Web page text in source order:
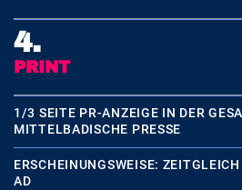
4.
PRINT
1/3 SEITE PR-ANZEIGE IN DER
MITTELBADISCHE PRESSE
ERSCHEINUNGSWEISE:
AD